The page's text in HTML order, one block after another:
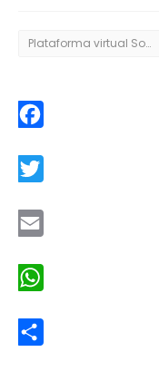
Plataforma virtual SocialLab